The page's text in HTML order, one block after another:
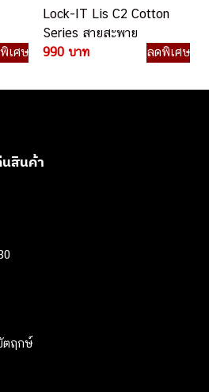
เศษ
Lock-IT Lis C2 Cotton
Series สายสะพาย
990 บาท
ลดพิเศษ
นสินค้า
ตฤกษ์